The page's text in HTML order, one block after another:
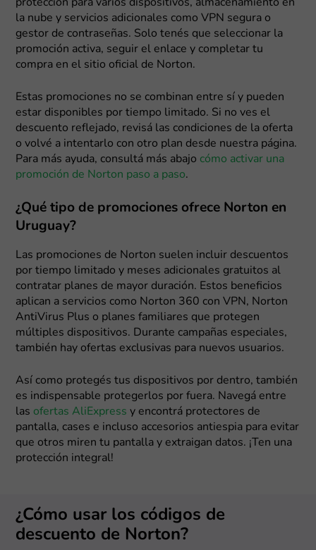
protección para varios dispositivos, almacenamiento en
la nube y servicios adicionales como VPN segura o
gestor de contraseñas. Solo tenés que seleccionar la
promoción activa, seguir el enlace y completar tu
compra en el sitio oficial de Norton.
Estas promociones no se combinan entre sí y pueden
estar disponibles por tiempo limitado. Si no ves el
descuento reflejado, revisá las condiciones de la oferta
o volvé a intentarlo con otro plan desde nuestra página.
Para más ayuda, consultá más abajo cómo activar una
promoción de Norton paso a paso.
¿Qué tipo de promociones ofrece Norton en
Uruguay?
Las promociones de Norton suelen incluir descuentos
por tiempo limitado y meses adicionales gratuitos al
contratar planes de mayor duración. Estos beneficios
aplican a servicios como Norton 360 con VPN, Norton
AntiVirus Plus o planes familiares que protegen
múltiples dispositivos. Durante campañas especiales,
también hay ofertas exclusivas para nuevos usuarios.
Así como protegés tus dispositivos por dentro, también
es indispensable protegerlos por fuera. Navegá entre
las ofertas AliExpress y encontrá protectores de
pantalla, cases e incluso accesorios antiespia para evitar
que otros miren tu pantalla y extraigan datos. ¡Ten una
protección integral!
¿Cómo usar los códigos de
descuento de Norton?